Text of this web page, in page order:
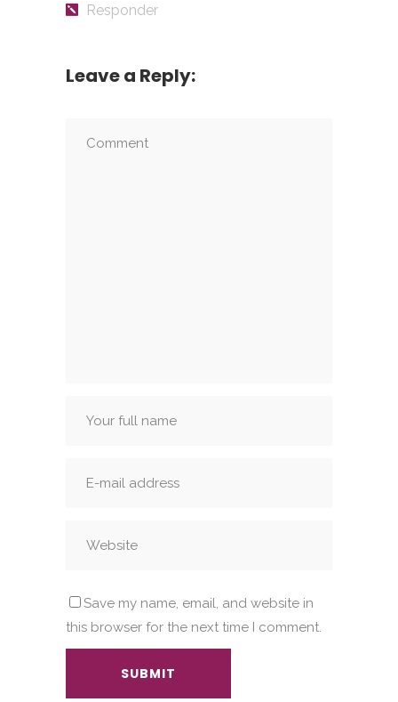
Responder
Leave a Reply:
Save my name, email, and website in
this browser for the next time I comment.